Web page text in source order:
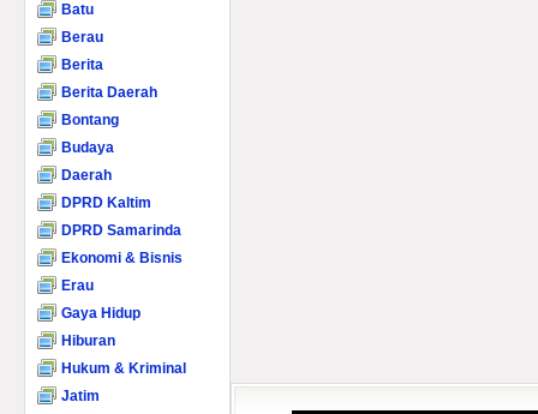
Batu
Berau
Berita
Berita Daerah
Bontang
Budaya
Daerah
DPRD Kaltim
DPRD Samarinda
Ekonomi & Bisnis
Erau
Gaya Hidup
Hiburan
Hukum & Kriminal
Jatim